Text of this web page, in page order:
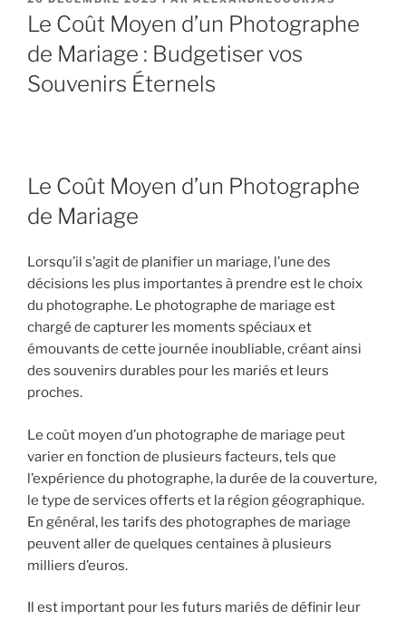
LE
Le Coût Moyen d’un Photographe
de Mariage : Budgetiser vos
Souvenirs Éternels
Le Coût Moyen d’un Photographe
de Mariage
Lorsqu’il s’agit de planifier un mariage, l’une des
décisions les plus importantes à prendre est le choix
du photographe. Le photographe de mariage est
chargé de capturer les moments spéciaux et
émouvants de cette journée inoubliable, créant ainsi
des souvenirs durables pour les mariés et leurs
proches.
Le coût moyen d’un photographe de mariage peut
varier en fonction de plusieurs facteurs, tels que
l’expérience du photographe, la durée de la couverture,
le type de services offerts et la région géographique.
En général, les tarifs des photographes de mariage
peuvent aller de quelques centaines à plusieurs
milliers d’euros.
Il est important pour les futurs mariés de définir leur